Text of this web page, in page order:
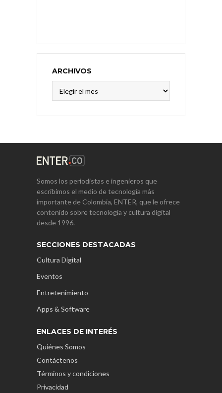
ARCHIVOS
Somos los periodistas e ingenieros que
escribimos el medio de tecnología más
importante de Colombia, ENTER, que le ofrece
contenido sobre tecnología y cultura digital
desde 1996.
SECCIONES DESTACADAS
Cultura Digital
Eventos
Entretenimiento
Apps & Software
ENLACES DE INTERÉS
Quiénes Somos
Contáctenos
Términos y condiciones
Privacidad